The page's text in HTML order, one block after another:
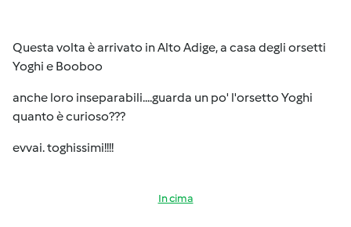
Questa volta è arrivato in Alto Adige, a casa degli orsetti
Yoghi e Booboo
anche loro inseparabili....guarda un po' l'orsetto Yoghi
quanto è curioso???
evvai. toghissimi!!!!
In cima